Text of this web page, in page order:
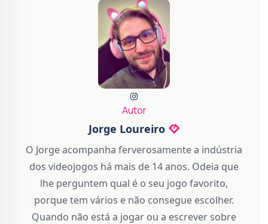
Autor
Jorge Loureiro
O Jorge acompanha ferverosamente a indústria
dos videojogos há mais de 14 anos. Odeia que
lhe perguntem qual é o seu jogo favorito,
porque tem vários e não consegue escolher.
Quando não está a jogar ou a escrever sobre